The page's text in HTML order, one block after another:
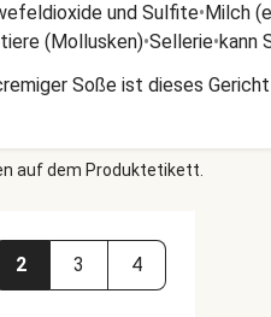
und Sulfite•Milch
(Mollusken)•Sellerie•kann
Soße ist dieses Gericht
auf dem Produktetikett.
2 3 4